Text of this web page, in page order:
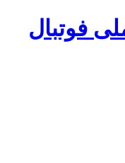
فوتبال